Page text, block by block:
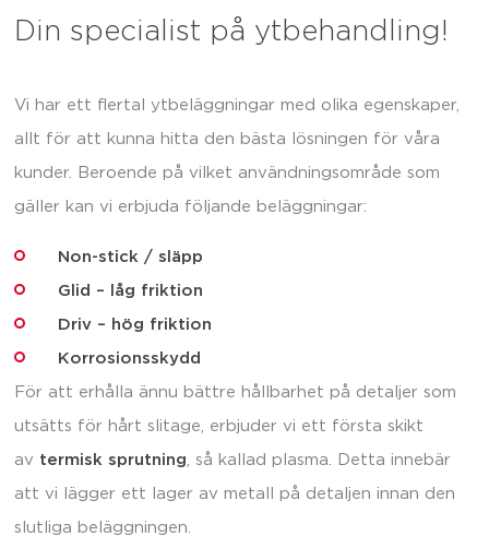
Din specialist på ytbehandling!
Vi har ett flertal ytbeläggningar med olika egenskaper,
allt för att kunna hitta den bästa lösningen för våra
kunder. Beroende på vilket användningsområde som
gäller kan vi erbjuda följande beläggningar:
Non-stick / släpp
Glid – låg friktion
Driv – hög friktion
Korrosionsskydd
För att erhålla ännu bättre hållbarhet på detaljer som
utsätts för hårt slitage, erbjuder vi ett första skikt
av termisk sprutning , så kallad plasma. Detta innebär
att vi lägger ett lager av metall på detaljen innan den
slutliga beläggningen.